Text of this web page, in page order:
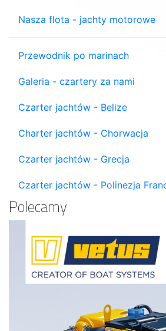
Nasza flota - jachty motorowe
Przewodnik po marinach
Galeria - czartery za nami
Czarter jachtów - Belize
Charter jachtów - Chorwacja
Czarter jachtów - Grecja
Czarter jachtów - Polinezja
Polecamy